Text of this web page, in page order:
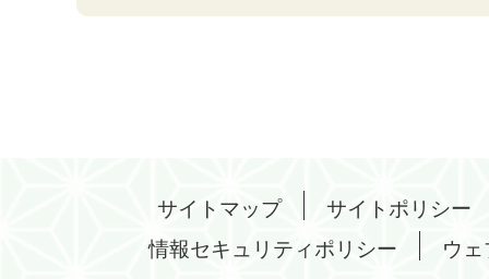
サイトマップ
サイトポリシー
情報セキュリティポリシー
ウ